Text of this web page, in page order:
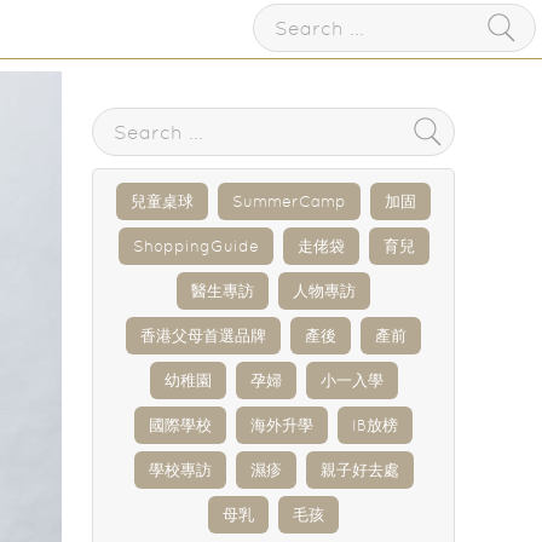
兒童桌球 SummerCamp 加固
ShoppingGuide 走佬袋 育兒
醫生專訪 人物專訪
香港父母首選品牌 產後 產前
幼稚園 孕婦 小一入學
國際學校 海外升學 IB放榜
學校專訪 濕疹 親子好去處
母乳 毛孩